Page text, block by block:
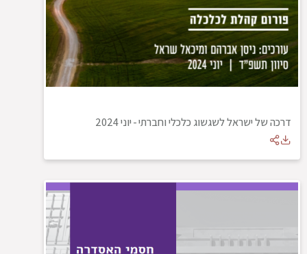
דרכה של ישראל לשגשוג כלכלי וחברתי-יוני 2024